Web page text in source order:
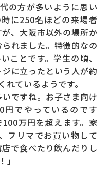
の方が多いように思い
に250名ほどの来場者
、大阪市以外の場所か
れました。特徴的なの
ことです。学生の頃、
に立ったという人が約
ているようです。
ですね。お子さま向け
でやっているのです
万円を超えます。家
フリマでお買い物して
で食べたり飲んだりし